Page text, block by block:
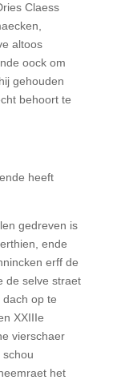
Claess
altoos
oock om
gehouden
behoort te
heeft
gedreven is
ende
erff de
de selve straet
op te
XXIIIe
vierschaer
het